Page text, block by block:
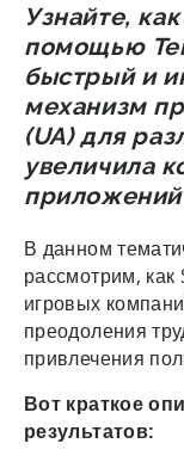
Узнайте,
помощью
быстрый и
механизм
(UA) для
увеличила
приложений
В данном
рассмотрим,
игровых
преодоления
привлечения
Вот краткое
результатов: